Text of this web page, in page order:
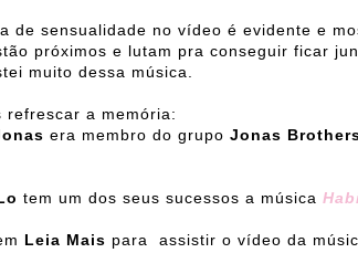
de sensualidade no vídeo é evidente e
próximos e lutam pra conseguir ficar
muito dessa música.
refrescar a memória:
era membro do grupo Jonas
tem um dos seus sucessos a música
Leia Mais para assistir o vídeo da